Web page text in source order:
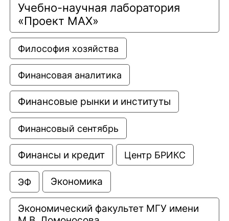
Учебно-научная лаборатория
«Проект МАХ»
Философия хозяйства
Финансовая аналитика
Финансовые рынки и институты
Финансовый сентябрь
Финансы и кредит Центр БРИКС
ЭФ Экономика
Экономический факультет МГУ имени